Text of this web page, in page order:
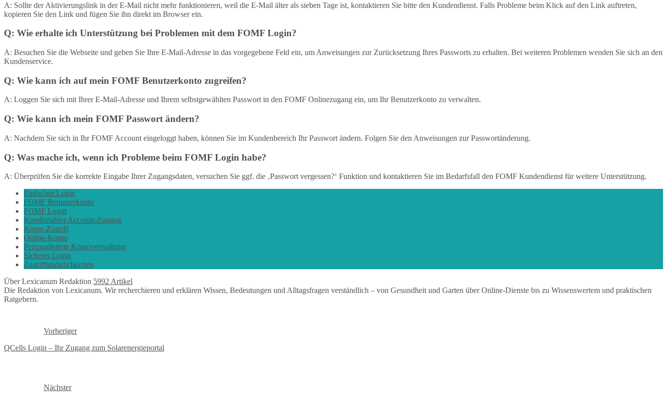
A: Sollte der Aktivierungslink in der E-Mail nicht mehr funktionieren, weil die E-Mail älter als sieben Tage ist, kontaktieren Sie bitte den Kundendienst. Falls Probleme beim Klick auf den Link auftreten,
kopieren Sie den Link und fügen Sie ihn direkt im Browser ein.
Q: Wie erhalte ich Unterstützung bei Problemen mit dem FOMF Login?
A: Besuchen Sie die Webseite und geben Sie Ihre E-Mail-Adresse in das vorgegebene Feld ein, um Anweisungen zur Zurücksetzung Ihres Passworts zu erhalten. Bei weiteren Problemen wenden Sie sich an den
Kundenservice.
Q: Wie kann ich auf mein FOMF Benutzerkonto zugreifen?
A: Loggen Sie sich mit Ihrer E-Mail-Adresse und Ihrem selbstgewählten Passwort in den FOMF Onlinezugang ein, um Ihr Benutzerkonto zu verwalten.
Q: Wie kann ich mein FOMF Passwort ändern?
A: Nachdem Sie sich in Ihr FOMF Account eingeloggt haben, können Sie im Kundenbereich Ihr Passwort ändern. Folgen Sie den Anweisungen zur Passwortänderung.
Q: Was mache ich, wenn ich Probleme beim FOMF Login habe?
A: Überprüfen Sie die korrekte Eingabe Ihrer Zugangsdaten, versuchen Sie ggf. die ‚Passwort vergessen?‘ Funktion und kontaktieren Sie im Bedarfsfall den FOMF Kundendienst für weitere Unterstützung.
Einfacher Login
FOMF Benutzerkonto
FOMF Login
Komfortabler Account-Zugang
Konto-Zugriff
Online-Konto
Personalisierte Kontoverwaltung
Sicheres Login
Zugriffsmöglichkeiten
Über Lexicanum Redaktion 5992 Artikel
Die Redaktion von Lexicanum. Wir recherchieren und erklären Wissen, Bedeutungen und Alltagsfragen verständlich – von Gesundheit und Garten über Online-Dienste bis zu Wissenswertem und praktischen
Ratgebern.
Vorheriger
QCells Login – Ihr Zugang zum Solarenergieportal
Nächster